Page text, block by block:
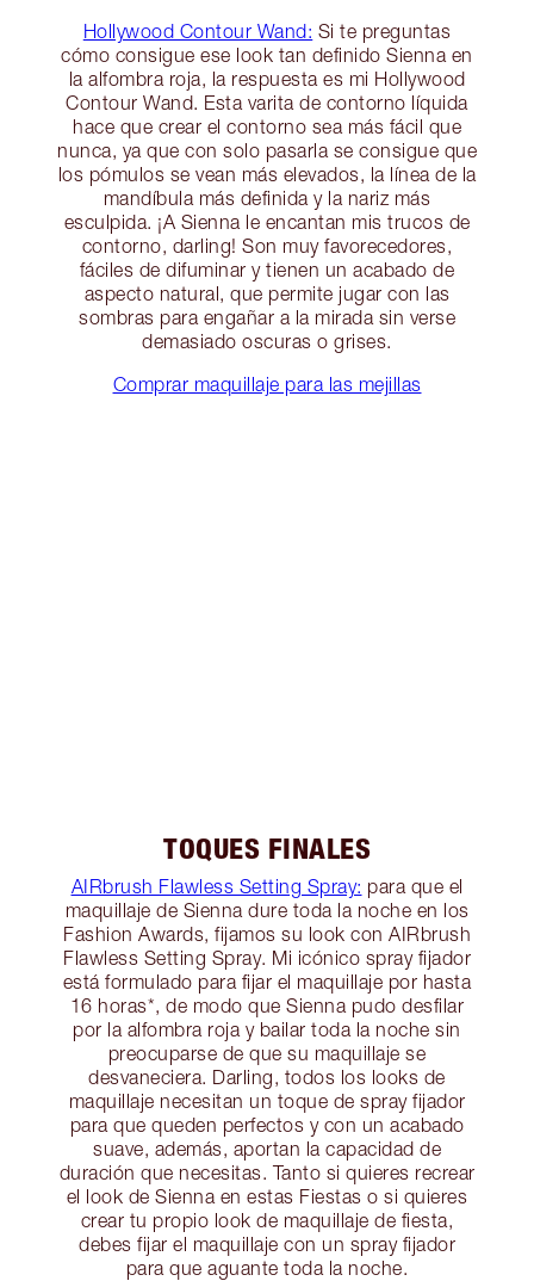
Hollywood Contour Wand: Si te preguntas
cómo consigue ese look tan definido Sienna en
la alfombra roja, la respuesta es mi Hollywood
Contour Wand. Esta varita de contorno líquida
hace que crear el contorno sea más fácil que
nunca, ya que con solo pasarla se consigue que
los pómulos se vean más elevados, la línea de la
mandíbula más definida y la nariz más
esculpida. ¡A Sienna le encantan mis trucos de
contorno, darling! Son muy favorecedores,
fáciles de difuminar y tienen un acabado de
aspecto natural, que permite jugar con las
sombras para engañar a la mirada sin verse
demasiado oscuras o grises.
Comprar maquillaje para las mejillas
TOQUES FINALES
AIRbrush Flawless Setting Spray: para que el
maquillaje de Sienna dure toda la noche en los
Fashion Awards, fijamos su look con AIRbrush
Flawless Setting Spray. Mi icónico spray fijador
está formulado para fijar el maquillaje por hasta
16 horas*, de modo que Sienna pudo desfilar
por la alfombra roja y bailar toda la noche sin
preocuparse de que su maquillaje se
desvaneciera. Darling, todos los looks de
maquillaje necesitan un toque de spray fijador
para que queden perfectos y con un acabado
suave, además, aportan la capacidad de
duración que necesitas. Tanto si quieres recrear
el look de Sienna en estas Fiestas o si quieres
crear tu propio look de maquillaje de fiesta,
debes fijar el maquillaje con un spray fijador
para que aguante toda la noche.